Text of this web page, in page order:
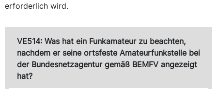
erforderlich wird.
VE514: Was hat ein Funkamateur zu beachten,
nachdem er seine ortsfeste Amateurfunkstelle bei
der Bundesnetzagentur gemäß BEMFV angezeigt
hat?